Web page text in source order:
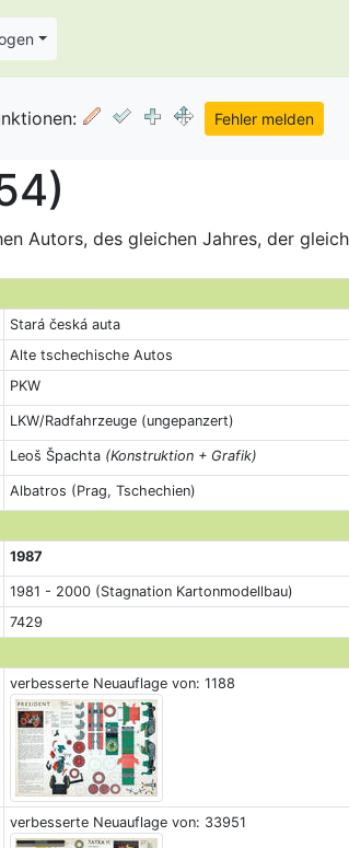
Autors, des gleichen Jahres, der
Stará česká auta
Alte tschechische Autos
PKW
LKW/Radfahrzeuge (ungepanzert)
Leoš Špachta (Konstruktion + Grafik)
Albatros (Prag, Tschechien)
1987
1981 - 2000 (Stagnation Kartonmodellbau)
7429
verbesserte Neuauflage von: 1188
verbesserte Neuauflage von: 33951